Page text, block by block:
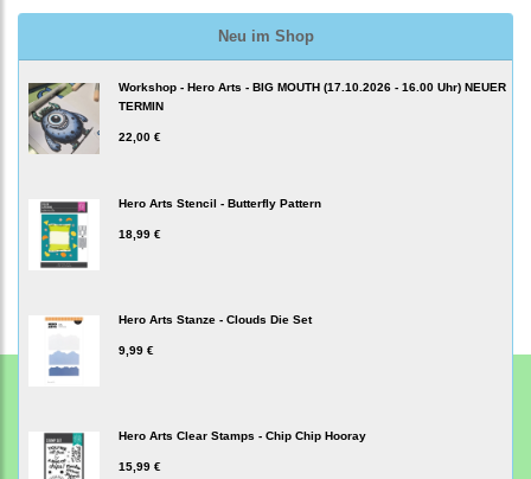
Neu im Shop
Workshop - Hero Arts - BIG MOUTH (17.10.2026 - 16.00 Uhr) NEUER
TERMIN
22,00 €
Hero Arts Stencil - Butterfly Pattern
18,99 €
Hero Arts Stanze - Clouds Die Set
9,99 €
Hero Arts Clear Stamps - Chip Chip Hooray
15,99 €